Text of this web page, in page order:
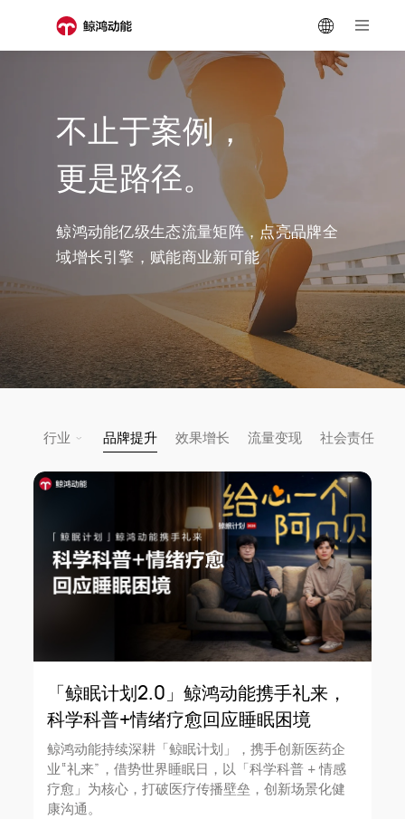
不止于案例，
更是路径。
鲸鸿动能亿级生态流量矩阵，点亮品牌全
域增长引擎，赋能商业新可能
行业
大健康
奢品美妆
大快消
汽车
影音阅读
游戏
数码3C
地产
ESG
重置 确定
品牌提升 效果增长 流量变现 社会责任
「鲸眠计划2.0」鲸鸿动能携手礼来，
科学科普+情绪疗愈回应睡眠困境
鲸鸿动能持续深耕「鲸眠计划」，携手创新医药企
业“礼来”，借势世界睡眠日，以「科学科普 + 情感
疗愈」为核心，打破医疗传播壁垒，创新场景化健
康沟通。